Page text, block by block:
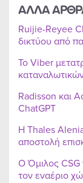
ΑΛΛΑ
Ruijie-Reyee
δικτύου από
Το Viber
Radisson και
ChatGPT
Η Thales
αποστολή
Ο Όμιλος CSG
τον εναέριο